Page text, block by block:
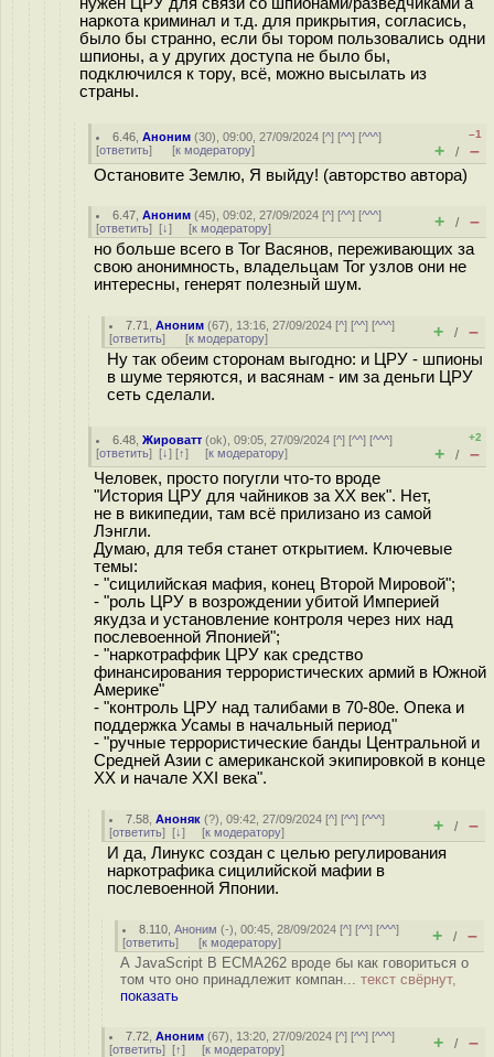
наркота криминал и т.д. для прикрытия, согласись,
было бы странно, если бы тором пользовались одни
шпионы, а у других доступа не было бы,
подключился к тору, всё, можно высылать из
страны.
6.46 ,Аноним (30), 09:00, 27/09/2024 [^] [^^] [^^^]
[ответить] [к модератору]
–1
+ / –
Остановите Землю, Я выйду! (авторство автора)
6.47 ,Аноним (45), 09:02, 27/09/2024 [^] [^^] [^^^]
[ответить] [↓] [к модератору] + / –
но больше всего в Tor Васянов, переживающих за
свою анонимность, владельцам Tor узлов они не
интересны, генерят полезный шум.
7.71 ,Аноним (67), 13:16, 27/09/2024 [^] [^^] [^^^]
[ответить] [к модератору] + / –
Ну так обеим сторонам выгодно: и ЦРУ - шпионы
в шуме теряются, и васянам - им за деньги ЦРУ
сеть сделали.
6.48 ,Жироватт (ok), 09:05, 27/09/2024 [^] [^^] [^^^]
[ответить] [↓] [↑] [к модератору]
+2
+ / –
Человек, просто погугли что-то вроде
"История ЦРУ для чайников за ХХ век". Нет,
не в википедии, там всё прилизано из самой
Лэнгли.
Думаю, для тебя станет открытием. Ключевые
темы:
- "сицилийская мафия, конец Второй Мировой";
- "роль ЦРУ в возрождении убитой Империей
якудза и установление контроля через них над
послевоенной Японией";
- "наркотраффик ЦРУ как средство
финансирования террористических армий в Южной
Америке"
- "контроль ЦРУ над талибами в 70-80е. Опека и
поддержка Усамы в начальный период"
- "ручные террористические банды Центральной и
Средней Азии с американской экипировкой в конце
ХХ и начале ХХI века".
7.58 ,Аноняк (?), 09:42, 27/09/2024 [^] [^^] [^^^]
[ответить] [↓] [к модератору] + / –
И да, Линукс создан с целью регулирования
наркотрафика сицилийской мафии в
послевоенной Японии.
8.110 ,Аноним (-), 00:45, 28/09/2024 [^] [^^] [^^^]
[ответить] [к модератору] + / –
А JavaScript В ECMA262 вроде бы как говориться о
том что оно принадлежит компан... текст свёрнут,
показать
7.72 ,Аноним (67), 13:20, 27/09/2024 [^] [^^] [^^^]
[ответить] [↑] [к модератору] + / –